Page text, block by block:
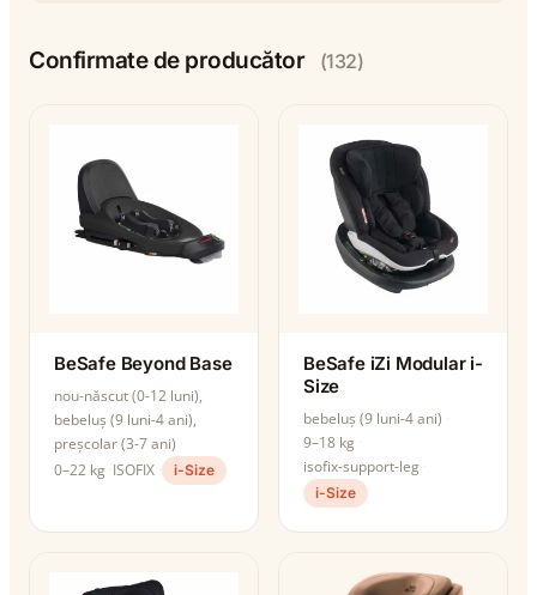
Confirmate de producător (132)
BeSafe Beyond Base
nou-născut (0-12 luni),
bebeluș (9 luni-4 ani),
preșcolar (3-7 ani)
0–22 kg ISOFIX i-Size
BeSafe iZi Modular i-
Size
bebeluș (9 luni-4 ani)
9–18 kg
isofix-support-leg
i-Size